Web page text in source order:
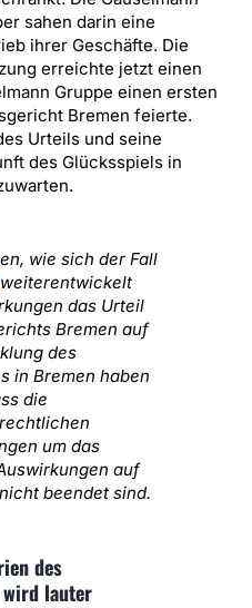
sahen darin eine
ihrer Geschäfte. Die
erreichte jetzt einen
Gruppe einen ersten
Bremen feierte.
Urteils und seine
des Glücksspiels in
wie sich der Fall
das Urteil
Bremen auf
des
in Bremen haben
die
um das
auf
beendet sind.
des
lauter